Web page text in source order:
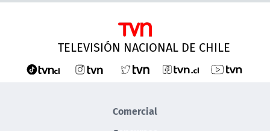
TELEVISIÓN NACIONAL DE CHILE
Comercial